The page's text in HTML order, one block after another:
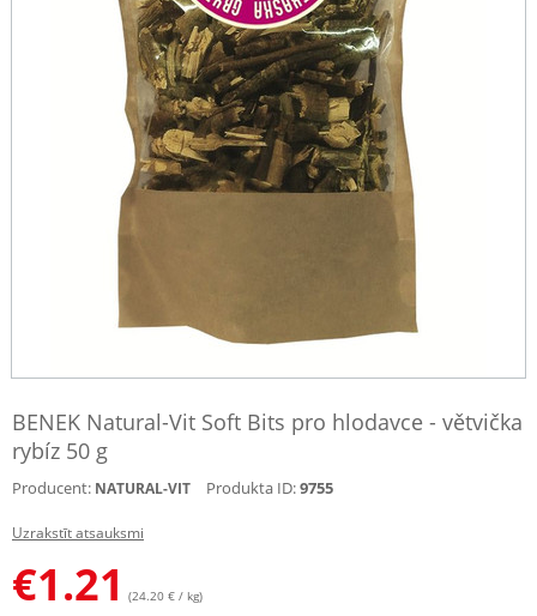
BENEK Natural-Vit Soft Bits pro hlodavce - větvička
rybíz 50 g
Producent: NATURAL-VIT Produkta ID:9755
Uzrakstīt atsauksmi
€1.21 (24.20 € / kg)